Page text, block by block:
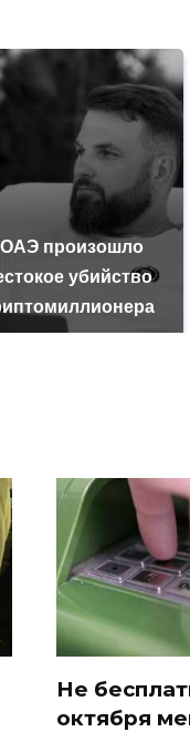
произошло
убийство
Не
октября